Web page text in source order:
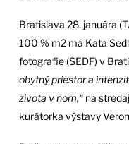
Bratislava 28. januára
100 % m2 má Kata
fotografie (SEDF) v
obytný priestor a
života v ňom,“na
kurátorka výstavy